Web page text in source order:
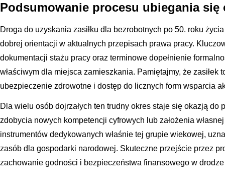
Podsumowanie procesu ubiegania się
Droga do uzyskania zasiłku dla bezrobotnych po 50. roku
dobrej orientacji w aktualnych przepisach prawa pracy.
dokumentacji stażu pracy oraz terminowe dopełnienie
właściwym dla miejsca zamieszkania. Pamiętajmy, że zasiłek
ubezpieczenie zdrowotne i dostęp do licznych form wsparcia
Dla wielu osób dojrzałych ten trudny okres staje się okazją do
zdobycia nowych kompetencji cyfrowych lub założenia
instrumentów dedykowanych właśnie tej grupie wiekowej,
zasób dla gospodarki narodowej. Skuteczne przejście przez
zachowanie godności i bezpieczeństwa finansowego w